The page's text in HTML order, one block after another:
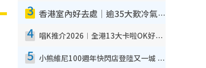
3 香港室內好去處｜逾35大歎冷氣室內好去處推介 室內活動免費避雨無懼落雨
4 唱K推介2026︱全港13大卡啦OK好去處！最平$36起 日文K都有！(附地址+收費詳情)
5 小熊維尼100週年快閃店登陸又一城 重現百畝森林經典場景／獨家限定盲盒登場／專屬DIY香水